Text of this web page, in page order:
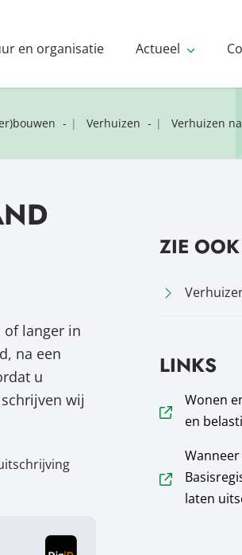
en organisatie Actueel
Verhuizen Verhuizen
of langer in
na een
u
wij
ZIE OOK
LINKS
Wonen
en
laten